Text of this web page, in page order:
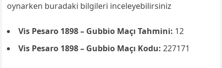
oynarken buradaki bilgileri inceleyebilirsiniz
Vis Pesaro 1898 – Gubbio Maçı Tahmini: 12
Vis Pesaro 1898 – Gubbio Maçı Kodu: 227171